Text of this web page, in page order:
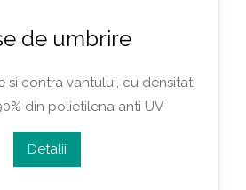
de umbrire
si contra vantului, cu densitati
din polietilena anti UV
Detalii